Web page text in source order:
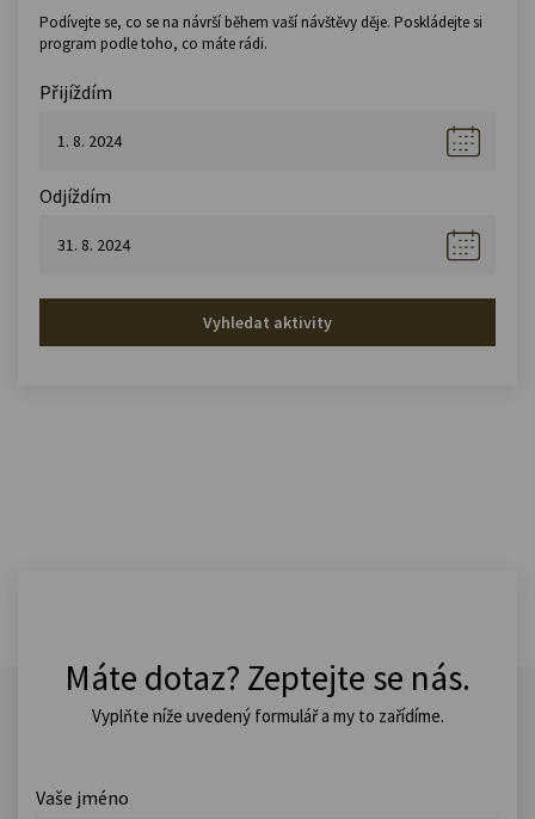
Podívejte se, co se na návrší během vaší návštěvy děje. Poskládejte si
program podle toho, co máte rádi.
Přijíždím
Odjíždím
Vyhledat aktivity
Máte dotaz? Zeptejte se nás.
Vyplňte níže uvedený formulář a my to zařídíme.
Vaše jméno